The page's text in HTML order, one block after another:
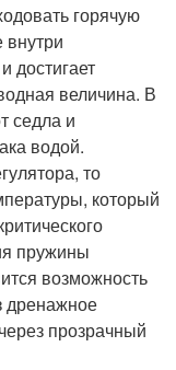
горячую
достигает
величина. В
седла и
водой.
то
который
пружины
возможность
дренажное
прозрачный